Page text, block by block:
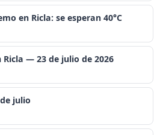
en Ricla: se esperan 40°C
— 23 de julio de 2026
julio